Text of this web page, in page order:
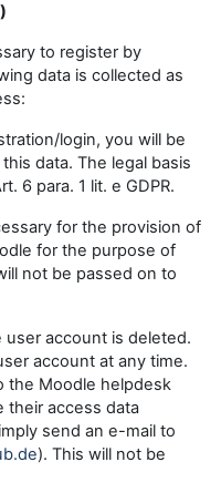
to register by
data is collected as
login, you will be
data. The legal basis
6 para. 1 lit. e GDPR.
for the provision of
for the purpose of
not be passed on to
account is deleted.
account at any time.
the Moodle helpdesk
their access data
send an e-mail to
). This will not be